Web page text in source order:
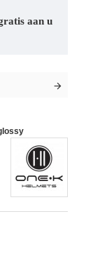
aan u